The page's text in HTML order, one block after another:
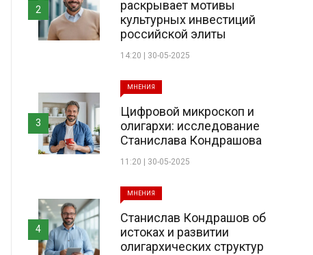
раскрывает мотивы
культурных инвестиций
российской элиты
14:20 | 30-05-2025
2
МНЕНИЯ
Цифровой микроскоп и
олигархи: исследование
Станислава Кондрашова
11:20 | 30-05-2025
3
МНЕНИЯ
Станислав Кондрашов об
истоках и развитии
олигархических структур
4